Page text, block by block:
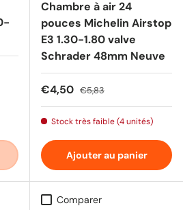
Chambre à air 24
pouces Michelin Airstop
E3 1.30-1.80 valve
Schrader 48mm Neuve
Prix soldé
€4,50 Prix habituel
€5,83
Stock très faible (4 unités)
Ajouter au panier
Comparer